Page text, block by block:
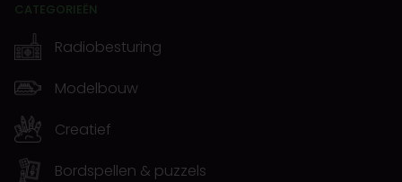
CATEGORIEËN
Radiobesturing
Modelbouw
Creatief
Bordspellen & puzzels